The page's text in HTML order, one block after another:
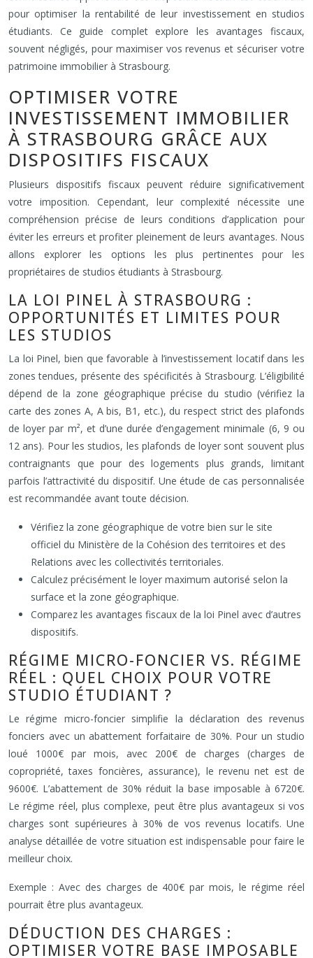
pour optimiser la rentabilité de leur investissement en studios
étudiants. Ce guide complet explore les avantages fiscaux,
souvent négligés, pour maximiser vos revenus et sécuriser votre
patrimoine immobilier à Strasbourg.
OPTIMISER VOTRE
INVESTISSEMENT IMMOBILIER
À STRASBOURG GRÂCE AUX
DISPOSITIFS FISCAUX
Plusieurs dispositifs fiscaux peuvent réduire significativement
votre imposition. Cependant, leur complexité nécessite une
compréhension précise de leurs conditions d’application pour
éviter les erreurs et profiter pleinement de leurs avantages. Nous
allons explorer les options les plus pertinentes pour les
propriétaires de studios étudiants à Strasbourg.
LA LOI PINEL À STRASBOURG :
OPPORTUNITÉS ET LIMITES POUR
LES STUDIOS
La loi Pinel, bien que favorable à l’investissement locatif dans les
zones tendues, présente des spécificités à Strasbourg. L’éligibilité
dépend de la zone géographique précise du studio (vérifiez la
carte des zones A, A bis, B1, etc.), du respect strict des plafonds
de loyer par m², et d’une durée d’engagement minimale (6, 9 ou
12 ans). Pour les studios, les plafonds de loyer sont souvent plus
contraignants que pour des logements plus grands, limitant
parfois l’attractivité du dispositif. Une étude de cas personnalisée
est recommandée avant toute décision.
Vérifiez la zone géographique de votre bien sur le site
officiel du Ministère de la Cohésion des territoires et des
Relations avec les collectivités territoriales.
Calculez précisément le loyer maximum autorisé selon la
surface et la zone géographique.
Comparez les avantages fiscaux de la loi Pinel avec d’autres
dispositifs.
RÉGIME MICRO-FONCIER VS. RÉGIME
RÉEL : QUEL CHOIX POUR VOTRE
STUDIO ÉTUDIANT ?
Le régime micro-foncier simplifie la déclaration des revenus
fonciers avec un abattement forfaitaire de 30%. Pour un studio
loué 1000€ par mois, avec 200€ de charges (charges de
copropriété, taxes foncières, assurance), le revenu net est de
9600€. L’abattement de 30% réduit la base imposable à 6720€.
Le régime réel, plus complexe, peut être plus avantageux si vos
charges sont supérieures à 30% de vos revenus locatifs. Une
analyse détaillée de votre situation est indispensable pour faire le
meilleur choix.
Exemple : Avec des charges de 400€ par mois, le régime réel
pourrait être plus avantageux.
DÉDUCTION DES CHARGES :
OPTIMISER VOTRE BASE IMPOSABLE